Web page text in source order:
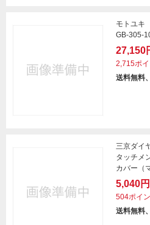
モトユキ
GB-305-
27,150
2,715ポイ
送料無料
三京ダイ
タッチメ
カバー（
5,040円
504ポイ
送料無料